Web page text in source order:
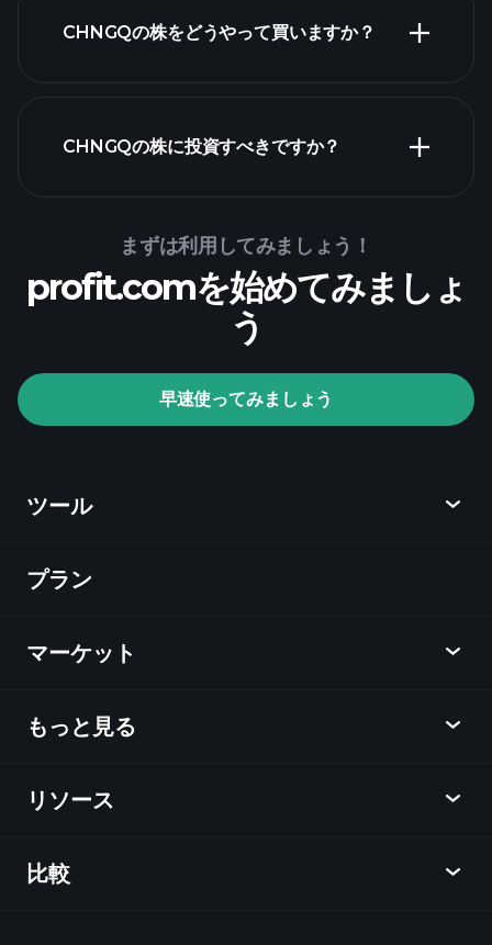
財務諸表
CHNGQの株をどうやって買いますか？
Playtrade Tournaments
推奨証券会社
CHNGQの株に投資すべきですか？
AIによる日々の市場インサイト
リオ
まずは利用してみましょう！
profit.comを始めてみましょ
う
早速使ってみましょう
ツール
ディスカバー
チャート
ニュース
ラーニングハブ
メッセンジャー
プラン
マーケット
概要
外国為替
指数
もっと見る
アフィリエイトプログラム
企業情報
リソース
ヘルプセンター
比較